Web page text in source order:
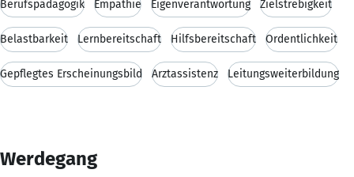
Berufspädagogik Empathie Eigenverantwortung Zielstrebigkeit
Belastbarkeit Lernbereitschaft Hilfsbereitschaft Ordentlichkeit
Gepflegtes Erscheinungsbild Arztassistenz Leitungsweiterbildung
Werdegang